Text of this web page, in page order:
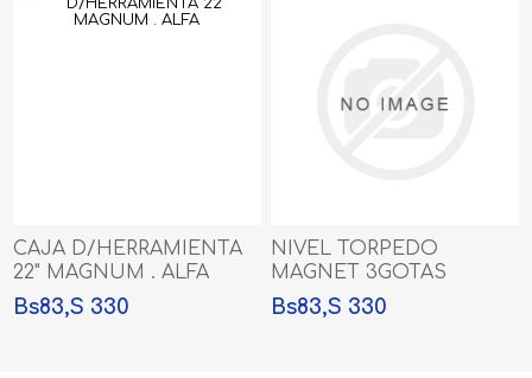
CAJA D/HERRAMIENTA
22" MAGNUM . ALFA
Bs83,S 330
NIVEL TORPEDO
MAGNET 3GOTAS
Bs83,S 330